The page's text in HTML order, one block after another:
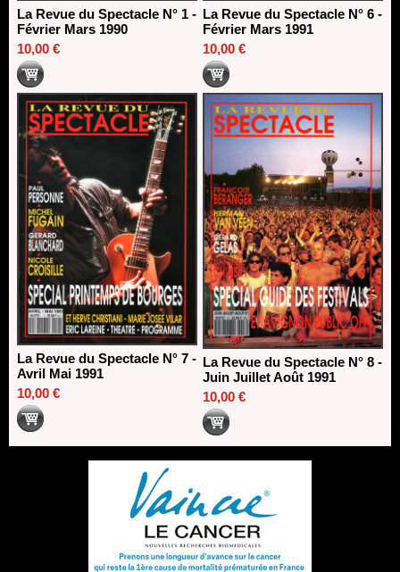
La Revue du Spectacle N° 1 -
Février Mars 1990
10,00 €
La Revue du Spectacle N° 6 -
Février Mars 1991
10,00 €
La Revue du Spectacle N° 7 -
Avril Mai 1991
10,00 €
La Revue du Spectacle N° 8 -
Juin Juillet Août 1991
10,00 €